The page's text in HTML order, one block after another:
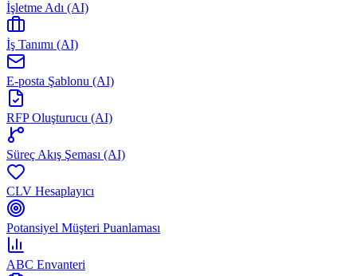
İşletme Adı (AI)
İş Tanımı (AI)
E-posta Şablonu (AI)
RFP Oluşturucu (AI)
Süreç Akış Şeması (AI)
CLV Hesaplayıcı
Potansiyel Müşteri Puanlaması
ABC Envanteri